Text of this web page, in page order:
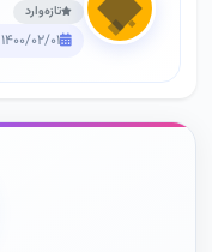
تازه‌وارد
۱۴۰۰/۰۲/۰۱ ۱۶:۰۴